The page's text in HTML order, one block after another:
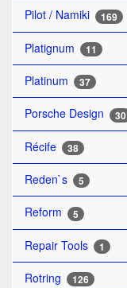
Pilot / Namiki 169
Platignum 11
Platinum 37
Porsche Design 30
Récife 38
Reden`s 5
Reform 5
Repair Tools 1
Rotring 126